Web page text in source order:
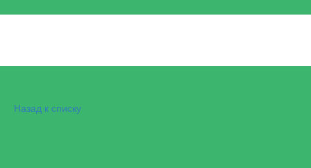
Назад к списку